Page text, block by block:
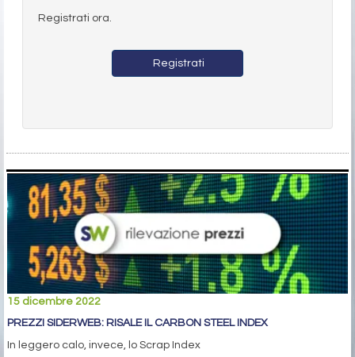
Registrati ora.
Registrati
15 dicembre 2022
PREZZI SIDERWEB: RISALE IL CARBON STEEL INDEX
In leggero calo, invece, lo Scrap Index